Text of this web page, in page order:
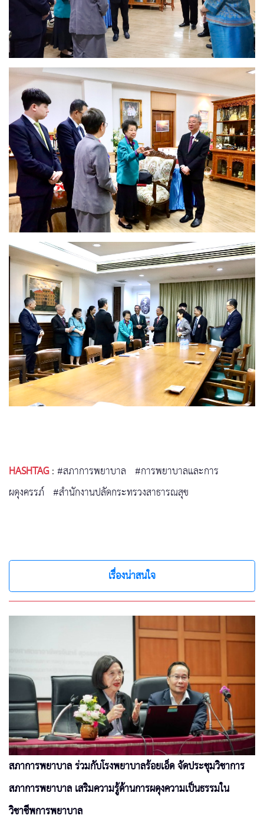
HASHTAG:#สภาการพยาบาล #การพยาบาลและการ
ผดุงครรภ์ #สำนักงานปลัดกระทรวงสาธารณสุข
เรื่องน่าสนใจ
สภาการพยาบาล ร่วมกับโรงพยาบาลร้อยเอ็ด จัดประชุมวิชาการ
สภาการพยาบาล เสริมความรู้ด้านการผดุงความเป็นธรรมใน
วิชาชีพการพยาบาล